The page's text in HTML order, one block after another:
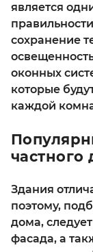
является
сохранение
оконных
которые
каждой
частного
Здания
поэтому,
дома,
фасада, а